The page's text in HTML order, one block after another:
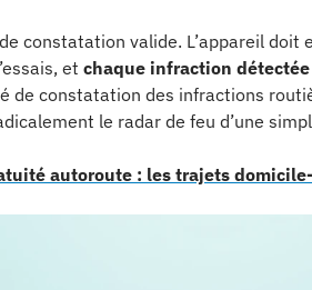
constatation valide. L’appareil
et chaque infraction
de constatation des infractions
le radar de feu d’une
autoroute : les trajets